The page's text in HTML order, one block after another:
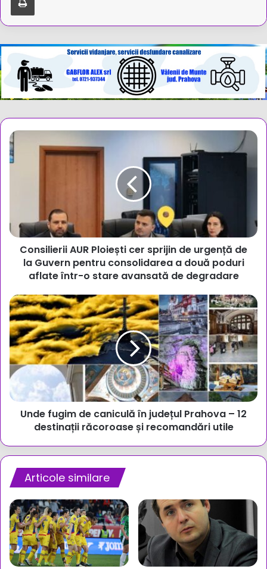
Consilierii
AUR
Ploiești
de
la
Guvern
pentru
consolidarea
două
poduri
aflate
într-
o
stare
avansată
de
degradare
Consilierii AUR Ploiești cer sprijin de urgență de
la Guvern pentru consolidarea a două poduri
aflate într-o stare avansată de degradare
Unde
fugim
de
caniculă
în
județul
Prahova
12
destinații
răcoroase
Unde fugim de caniculă în județul Prahova – 12
destinații răcoroase și recomandări utile
Articole similare